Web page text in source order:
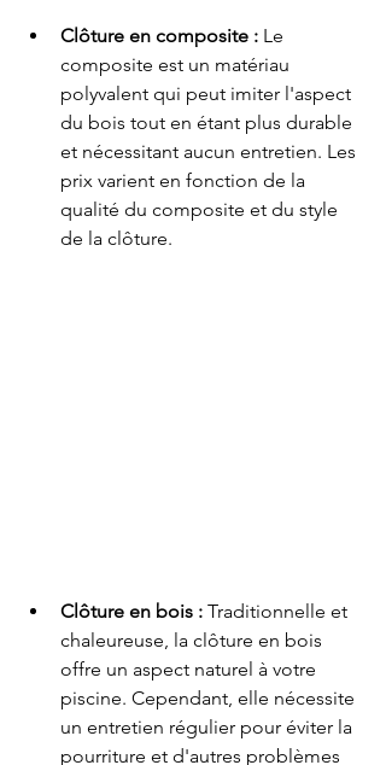
Clôture en composite : Le
composite est un matériau
polyvalent qui peut imiter l'aspect
du bois tout en étant plus durable
et nécessitant aucun entretien. Les
prix varient en fonction de la
qualité du composite et du style
de la clôture.
Clôture en bois : Traditionnelle et
chaleureuse, la clôture en bois
offre un aspect naturel à votre
piscine. Cependant, elle nécessite
un entretien régulier pour éviter la
pourriture et d'autres problèmes